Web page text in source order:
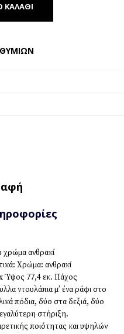
ανθρακί
Χρώμα: ανθρακί
Ύψος 77,4 εκ. Πάχος
ντουλάπια μ’ ένα ράφι στο
πόδια, δύο στα δεξιά, δύο
στήριξη.
ποιότητας και υψηλών